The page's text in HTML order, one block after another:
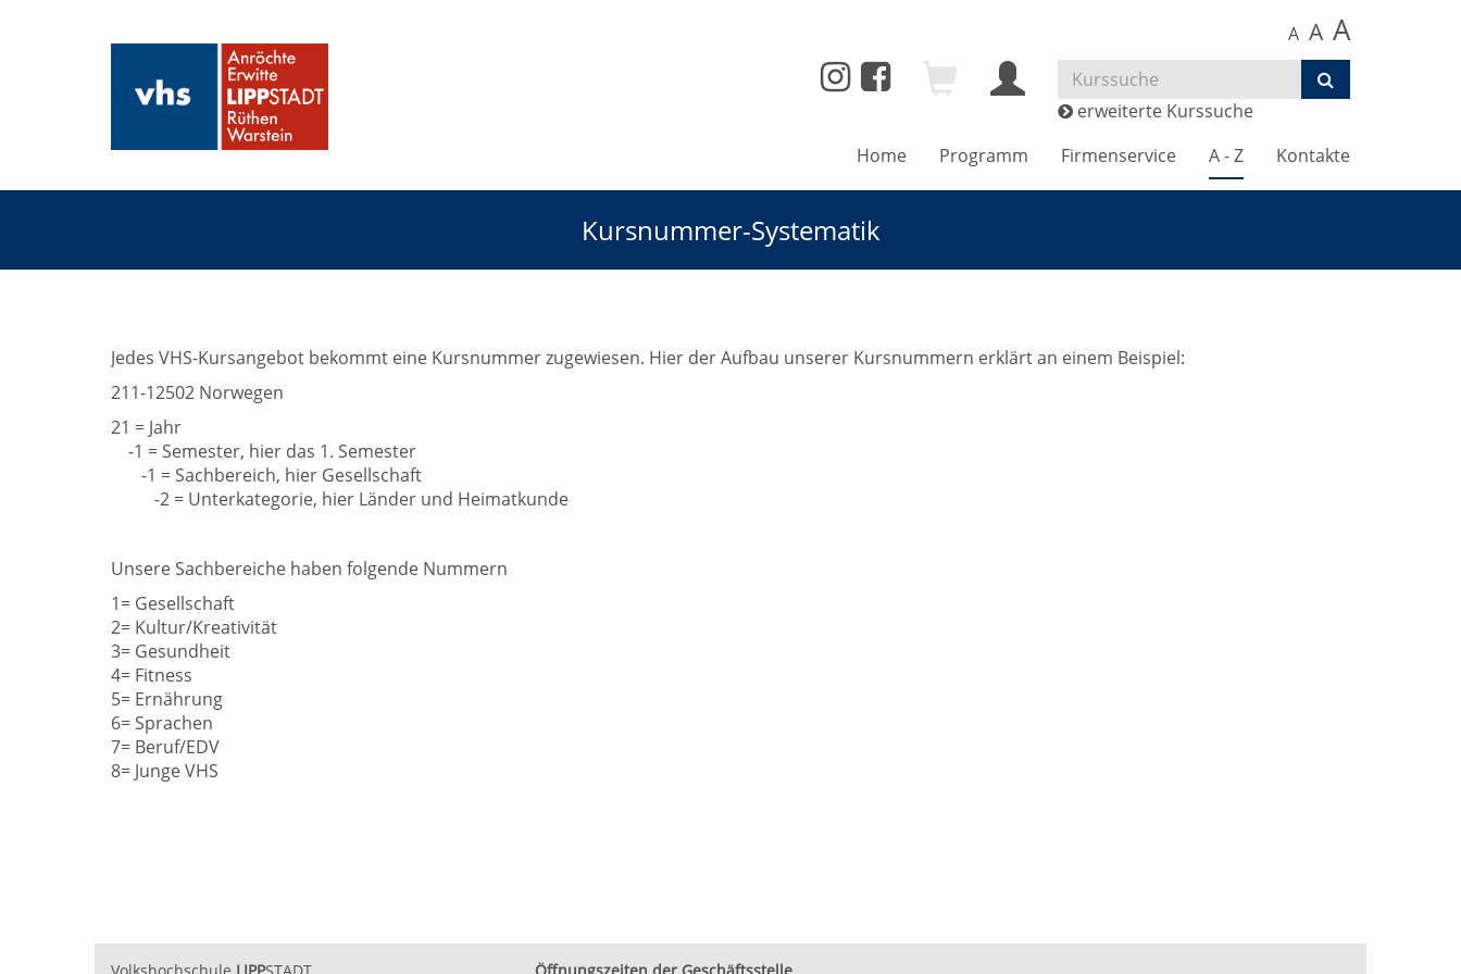
A A A
erweiterte Kurssuche
Home
Programm Firmenservice A - Z Kontakte
Kursnummer-Systematik
Jedes VHS-Kursangebot bekommt eine Kursnummer zugewiesen. Hier der Aufbau unserer Kursnummern erklärt an einem Beispiel:
211-12502 Norwegen
21 = Jahr
-1 = Semester, hier das 1. Semester
-1 = Sachbereich, hier Gesellschaft
-2 = Unterkategorie, hier Länder und Heimatkunde
Unsere Sachbereiche haben folgende Nummern
1= Gesellschaft
2= Kultur/Kreativität
3= Gesundheit
4= Fitness
5= Ernährung
6= Sprachen
7= Beruf/EDV
8= Junge VHS